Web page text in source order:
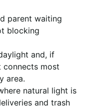
parent waiting
blocking
and, if
connects most
area.
natural light is
and trash